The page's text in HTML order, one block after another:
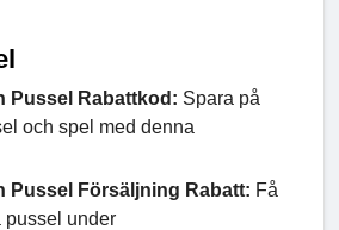
Pussel Rabattkod: Spara på
och spel med denna
Pussel Försäljning Rabatt: Få
pussel under